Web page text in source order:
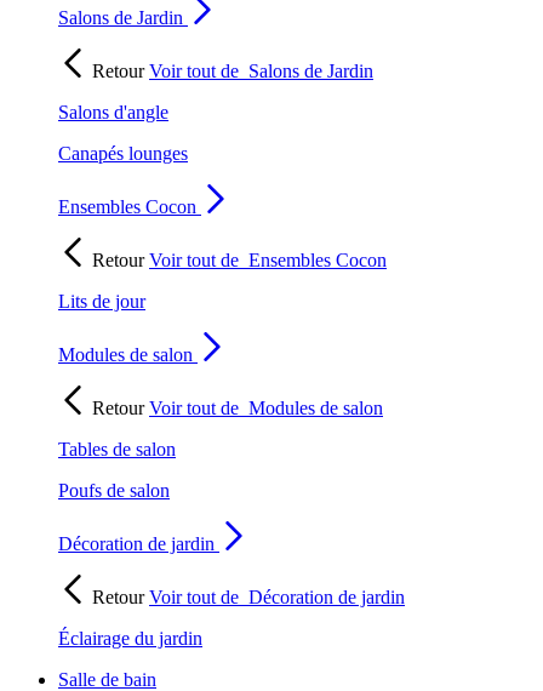
Salons de Jardin
RetourVoir tout de Salons de Jardin
Salons d'angle
Canapés lounges
Ensembles Cocon
RetourVoir tout de Ensembles Cocon
Lits de jour
Modules de salon
RetourVoir tout de Modules de salon
Tables de salon
Poufs de salon
Décoration de jardin
RetourVoir tout de Décoration de jardin
Éclairage du jardin
Salle de bain